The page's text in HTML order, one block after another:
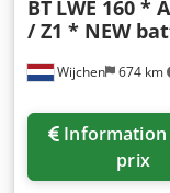
Wijchen 674 km
BT LWE 160 *
/ Z1 * NEW
prix